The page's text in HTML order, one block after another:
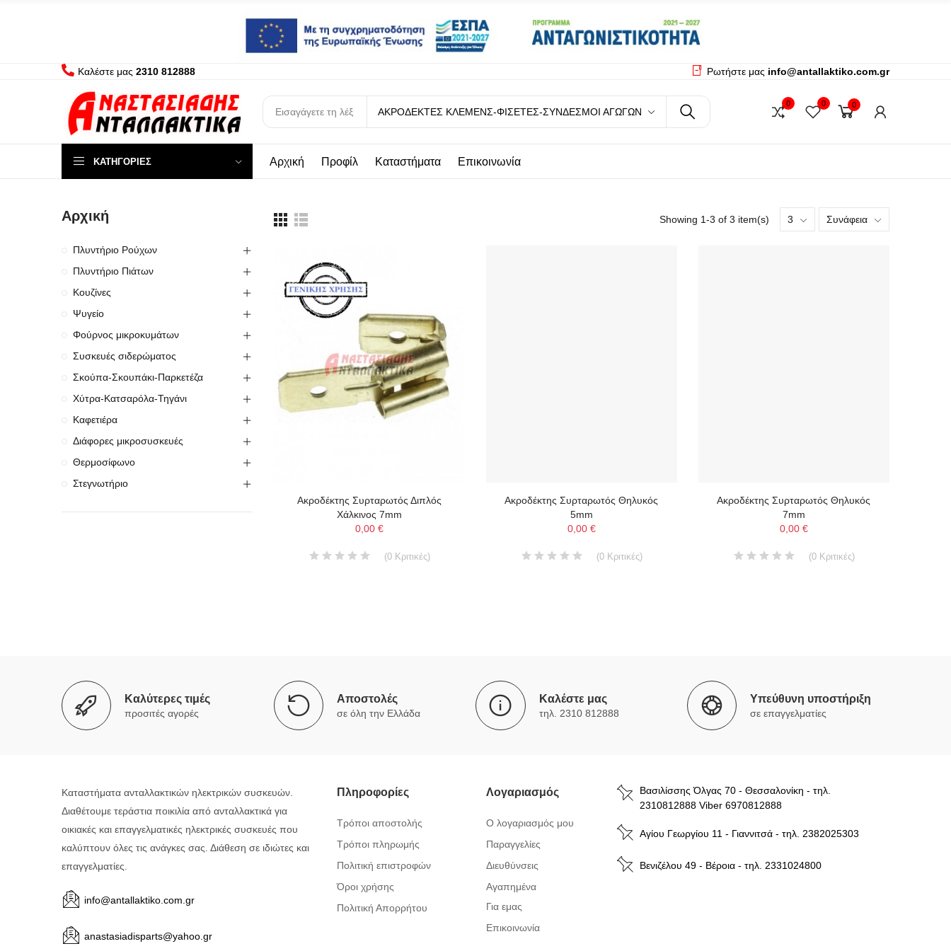
Καλέστε μας 2310 812888 Ρωτήστε μας info@antallaktiko.com.gr
ΑΚΡΟΔΈΚΤΕΣ ΚΛΈΜΕΝΣ-ΦΙΣΈΤΕΣ-ΣΎΝΔΕΣΜΟΙ ΑΓΩΓΏΝ
0 0 0
ΚΑΤΗΓΟΡΊΕΣ Αρχική Προφίλ Καταστήματα Επικοινωνία
Showing 1-3 of 3 item(s) 3 Συνάφεια
Ακροδέκτης Συρταρωτός Διπλός
Χάλκινος 7mm
0,00 €
(0Κριτικές)
Ακροδέκτης Συρταρωτός Θηλυκός
5mm
0,00 €
(0Κριτικές)
Ακροδέκτης Συρταρωτός Θηλυκός
7mm
0,00 €
(0Κριτικές)
Αρχική
Πλυντήριο Ρούχων
Πλυντήριο Πιάτων
Κουζίνες
Ψυγείο
Φούρνος μικροκυμάτων
Συσκευές σιδερώματος
Σκούπα-Σκουπάκι-Παρκετέζα
Χύτρα-Κατσαρόλα-Τηγάνι
Καφετιέρα
Διάφορες μικροσυσκευές
Θερμοσίφωνο
Στεγνωτήριο
Καλύτερες τιμές
προσιτές αγορές
Αποστολές
σε όλη την Ελλάδα
Καλέστε μας
τηλ. 2310 812888
Υπεύθυνη υποστήριξη
σε επαγγελματίες
Καταστήματα ανταλλακτικών ηλεκτρικών συσκευών.
Διαθέτουμε τεράστια ποικιλία από ανταλλακτικά για
οικιακές και επαγγελματικές ηλεκτρικές συσκευές που
καλύπτουν όλες τις ανάγκες σας. Διάθεση σε ιδιώτες και
επαγγελματίες.
info@antallaktiko.com.gr
anastasiadisparts@yahoo.gr
Πληροφορίες
Τρόποι αποστολής
Τρόποι πληρωμής
Πολιτική επιστροφών
Όροι χρήσης
Πολιτική Απορρήτου
Λογαριασμός
Ο λογαριασμός μου
Παραγγελίες
Διευθύνσεις
Αγαπημένα
Για εμας
Επικοινωνία
Βασιλίσσης Όλγας 70 - Θεσσαλονίκη - τηλ.
2310812888 Viber 6970812888
Αγίου Γεωργίου 11 - Γιαννιτσά - τηλ. 2382025303
Βενιζέλου 49 - Βέροια - τηλ. 2331024800